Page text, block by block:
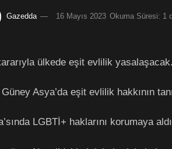
Gazedda 16 Mayıs 2023 Okuma Süresi: 1
ülkede eşit evlilik yasalaşacak.
Asya’da eşit evlilik hakkının
LGBTİ+ haklarını korumaya